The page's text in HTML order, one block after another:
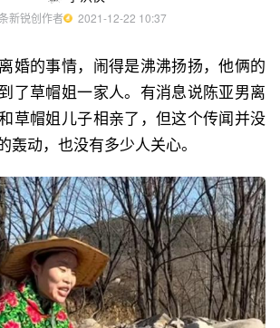
新锐创作者
  2021-12-22 10:37
婚的事情，闹得是沸沸扬扬，他俩的
了草帽姐一家人。有消息说陈亚男离
草帽姐儿子相亲了，但这个传闻并没
轰动，也没有多少人关心。